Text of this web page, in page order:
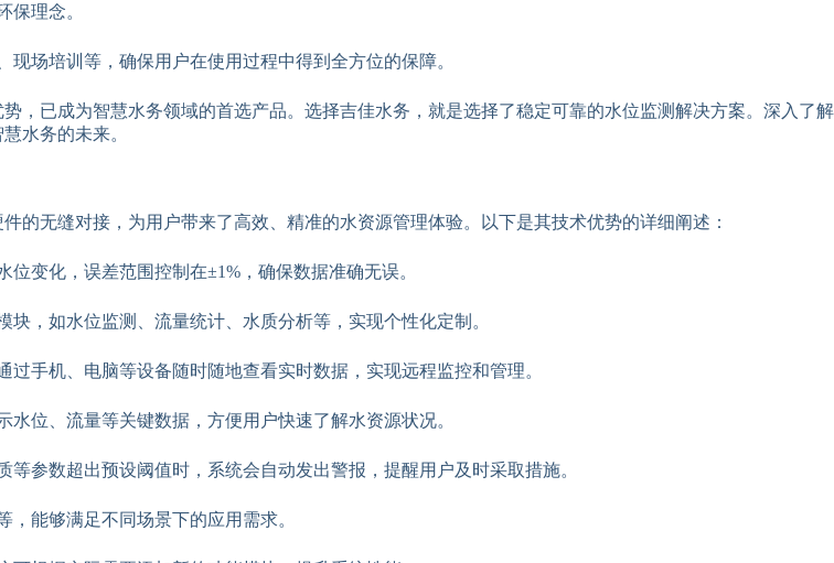
保理念。
场培训等，确保用户在使用过程中得到全方位的保障。
，已成为智慧水务领域的首选产品。选择吉佳水务，就是选择了稳定可靠的水位监测解决方案。深入了解
水务的未来。
无缝对接，为用户带来了高效、精准的水资源管理体验。以下是其技术优势的详细阐述：
变化，误差范围控制在±1%，确保数据准确无误。
，如水位监测、流量统计、水质分析等，实现个性化定制。
手机、电脑等设备随时随地查看实时数据，实现远程监控和管理。
位、流量等关键数据，方便用户快速了解水资源状况。
参数超出预设阈值时，系统会自动发出警报，提醒用户及时采取措施。
，能够满足不同场景下的应用需求。